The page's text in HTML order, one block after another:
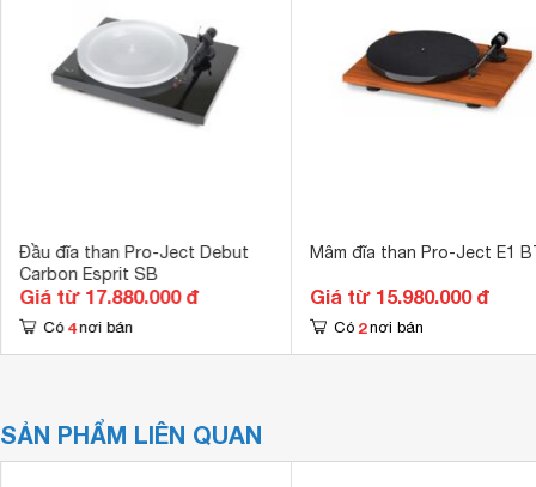
Đầu đĩa than Pro-Ject Debut
Carbon Esprit SB
Giá từ 17.880.000 đ
Có 4 nơi bán
Mâm đĩa than Pro-Ject E1
Giá từ 15.980.000 đ
Có 2 nơi bán
SẢN PHẨM LIÊN QUAN